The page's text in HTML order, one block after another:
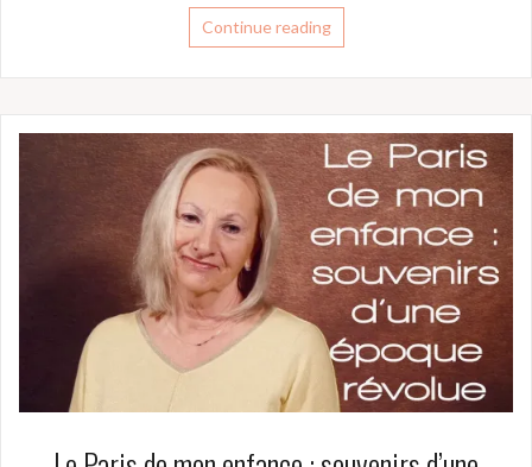
Continue reading